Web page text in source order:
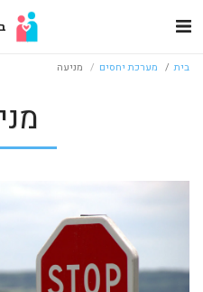
בית מערכת יחסים מניעה